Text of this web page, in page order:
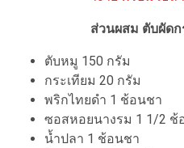
ส่วนผสม ตับผัดก
ตับหมู 150 กรัม
กระเทียม 20 กรัม
พริกไทยดำ 1 ช้อนชา
ซอสหอยนางรม 1 1/2 ช้
น้ำปลา 1 ช้อนชา